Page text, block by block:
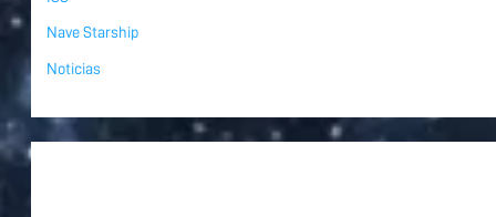
Nave Starship
Noticias